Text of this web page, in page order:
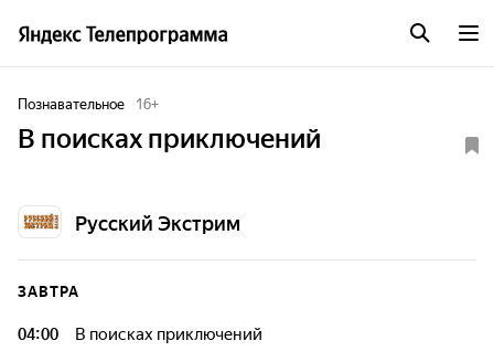
Познавательное 16+
В поисках приключений
Русский Экстрим
ЗАВТРА
04:00 В поисках приключений